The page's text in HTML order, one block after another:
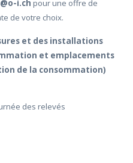
i.ch pour une offre de
de votre choix.
et des installations
et emplacements
de la consommation)
des relevés